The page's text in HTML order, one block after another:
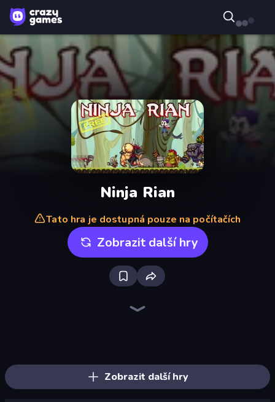
Ninja Rian
Tato hra je dostupná pouze na počítačích
Zobrazit další hry
Zobrazit další hry